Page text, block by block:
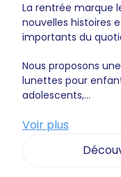
La rentrée marque
nouvelles histoires
importants du
Nous proposons
lunettes pour
adolescents,...
Voir plus